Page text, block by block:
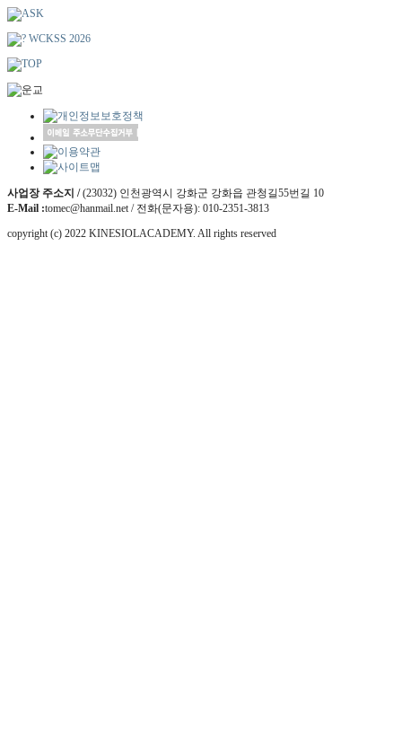
사업장 주소지 /(23032) 인천광역시 강화군 강화읍 관청길55번길 10
E-Mail :tomec@hanmail.net / 전화(문자용): 010-2351-3813
copyright (c) 2022 KINESIOLACADEMY. All rights reserved